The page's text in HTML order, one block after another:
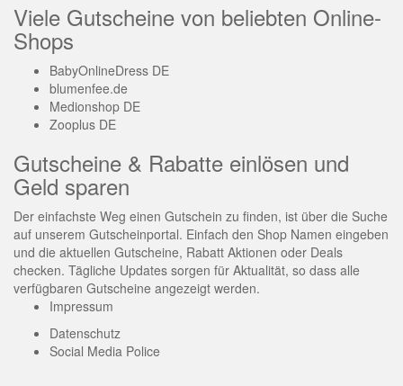
Viele Gutscheine von beliebten Online-
Shops
BabyOnlineDress DE
blumenfee.de
Medionshop DE
Zooplus DE
Gutscheine & Rabatte einlösen und
Geld sparen
Der einfachste Weg einen Gutschein zu finden, ist über die Suche
auf unserem Gutscheinportal. Einfach den Shop Namen eingeben
und die aktuellen Gutscheine, Rabatt Aktionen oder Deals
checken. Tägliche Updates sorgen für Aktualität, so dass alle
verfügbaren Gutscheine angezeigt werden.
Impressum
Datenschutz
Social Media Police